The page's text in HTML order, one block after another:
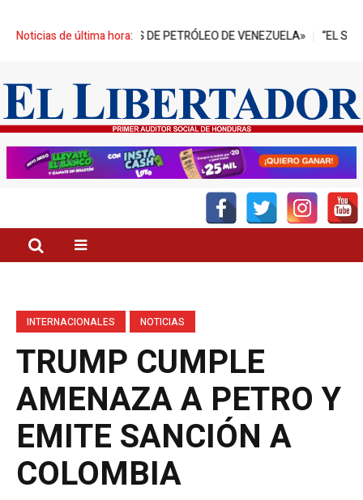
Noticias de última hora:
DE BARRILES DE PETRÓLEO DE VENEZUELA» “EL SECTOR
INTERNACIONALES NOTICIAS
TRUMP CUMPLE
AMENAZA A PETRO Y
EMITE SANCIÓN A
COLOMBIA